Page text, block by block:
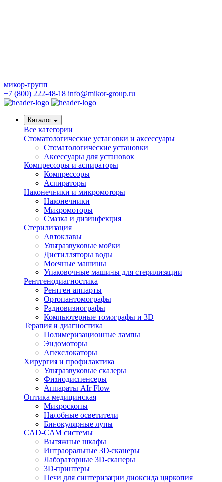
микор-групп
+7 (800) 222-48-18 info@mikor-group.ru
Каталог
Все категории
Стоматологические установки и аксессуары
Стоматологические установки
Аксессуары для установок
Компрессоры и аспираторы
Компрессоры
Аспираторы
Наконечники и микромоторы
Наконечники
Микромоторы
Смазка и дизинфекция
Стерилизация
Автоклавы
Ультразвуковые мойки
Дистилляторы воды
Моечные машины
Упаковочные машины для стерилизации
Рентгенодиагностика
Рентген аппарты
Ортопантомографы
Радиовизиографы
Компьютерные томографы и 3D
Терапия и диагностика
Полимеризационные лампы
Эндомоторы
Апекслокаторы
Хирургия и профилактика
Ультразвуковые скалеры
Физиодиспенсеры
Аппараты AIr Flow
Оптика медицинская
Микроскопы
Налобные осветители
Бинокулярные лупы
CAD-CAM системы
Вытяжные шкафы
Интраоральные 3D-сканеры
Лабораторные 3D-сканеры
3D-принтеры
Печи для синтеризации диоксида циркопия